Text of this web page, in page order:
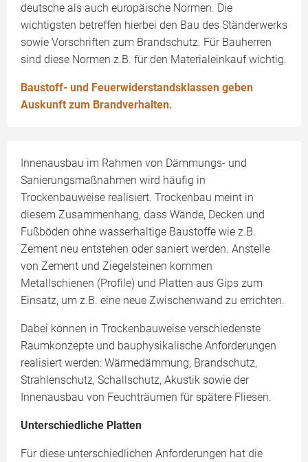
deutsche als auch europäische Normen. Die
wichtigsten betreffen hierbei den Bau des Ständerwerks
sowie Vorschriften zum Brandschutz. Für Bauherren
sind diese Normen z.B. für den Materialeinkauf wichtig.
Baustoff- und Feuerwiderstandsklassen geben
Auskunft zum Brandverhalten.
Innenausbau im Rahmen von Dämmungs- und
Sanierungsmaßnahmen wird häufig in
Trockenbauweise realisiert. Trockenbau meint in
diesem Zusammenhang, dass Wände, Decken und
Fußböden ohne wasserhaltige Baustoffe wie z.B.
Zement neu entstehen oder saniert werden. Anstelle
von Zement und Ziegelsteinen kommen
Metallschienen (Profile) und Platten aus Gips zum
Einsatz, um z.B. eine neue Zwischenwand zu errichten.
Dabei können in Trockenbauweise verschiedenste
Raumkonzepte und bauphysikalische Anforderungen
realisiert werden: Wärmedämmung, Brandschutz,
Strahlenschutz, Schallschutz, Akustik sowie der
Innenausbau von Feuchträumen für spätere Fliesen.
Unterschiedliche Platten
Für diese unterschiedlichen Anforderungen hat die